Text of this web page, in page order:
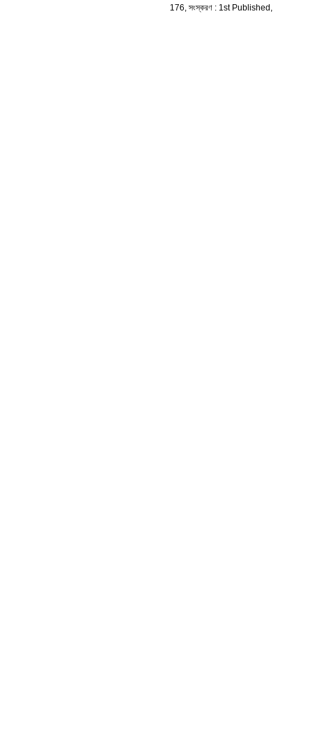
176, সংস্করণ : 1st Published,